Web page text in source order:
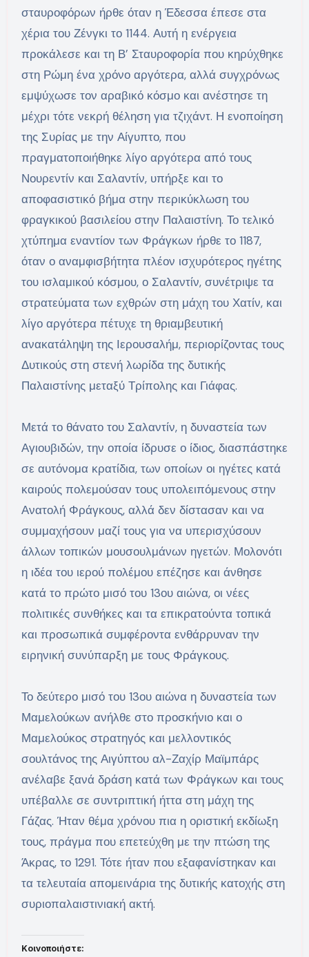
σταυροφόρων ήρθε όταν η Έδεσσα έπεσε στα
χέρια του Ζένγκι το 1144. Αυτή η ενέργεια
προκάλεσε και τη Β’ Σταυροφορία που κηρύχθηκε
στη Ρώμη ένα χρόνο αργότερα, αλλά συγχρόνως
εμψύχωσε τον αραβικό κόσμο και ανέστησε τη
μέχρι τότε νεκρή θέληση για τζιχάντ. Η ενοποίηση
της Συρίας με την Αίγυπτο, που
πραγματοποιήθηκε λίγο αργότερα από τους
Νουρεντίν και Σαλαντίν, υπήρξε και το
αποφασιστικό βήμα στην περικύκλωση του
φραγκικού βασιλείου στην Παλαιστίνη. Το τελικό
χτύπημα εναντίον των Φράγκων ήρθε το 1187,
όταν ο αναμφισβήτητα πλέον ισχυρότερος ηγέτης
του ισλαμικού κόσμου, ο Σαλαντίν, συνέτριψε τα
στρατεύματα των εχθρών στη μάχη του Χατίν, και
λίγο αργότερα πέτυχε τη θριαμβευτική
ανακατάληψη της Ιερουσαλήμ, περιορίζοντας τους
Δυτικούς στη στενή λωρίδα της δυτικής
Παλαιστίνης μεταξύ Τρίπολης και Γιάφας.
Μετά το θάνατο του Σαλαντίν, η δυναστεία των
Αγιουβιδών, την οποία ίδρυσε ο ίδιος, διασπάστηκε
σε αυτόνομα κρατίδια, των οποίων οι ηγέτες κατά
καιρούς πολεμούσαν τους υπολειπόμενους στην
Ανατολή Φράγκους, αλλά δεν δίστασαν και να
συμμαχήσουν μαζί τους για να υπερισχύσουν
άλλων τοπικών μουσουλμάνων ηγετών. Μολονότι
η ιδέα του ιερού πολέμου επέζησε και άνθησε
κατά το πρώτο μισό του 13ου αιώνα, οι νέες
πολιτικές συνθήκες και τα επικρατούντα τοπικά
και προσωπικά συμφέροντα ενθάρρυναν την
ειρηνική συνύπαρξη με τους Φράγκους.
Το δεύτερο μισό του 13ου αιώνα η δυναστεία των
Μαμελούκων ανήλθε στο προσκήνιο και ο
Μαμελούκος στρατηγός και μελλοντικός
σουλτάνος της Αιγύπτου αλ-Ζαχίρ Μαϊμπάρς
ανέλαβε ξανά δράση κατά των Φράγκων και τους
υπέβαλλε σε συντριπτική ήττα στη μάχη της
Γάζας. Ήταν θέμα χρόνου πια η οριστική εκδίωξη
τους, πράγμα που επετεύχθη με την πτώση της
Άκρας, το 1291. Τότε ήταν που εξαφανίστηκαν και
τα τελευταία απομεινάρια της δυτικής κατοχής στη
συριοπαλαιστινιακή ακτή.
Κοινοποιήστε: